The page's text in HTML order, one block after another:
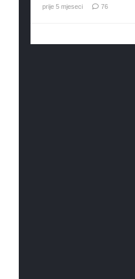
prije 5 mjeseci 76komentara